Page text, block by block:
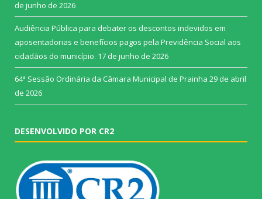
de junho de 2026
Audiência Pública para debater os descontos indevidos em
aposentadorias e benefícios pagos pela Previdência Social aos
cidadãos do município. 17 de junho de 2026
64ª Sessão Ordinária da Câmara Municipal de Prainha 29 de abril
de 2026
DESENVOLVIDO POR CR2